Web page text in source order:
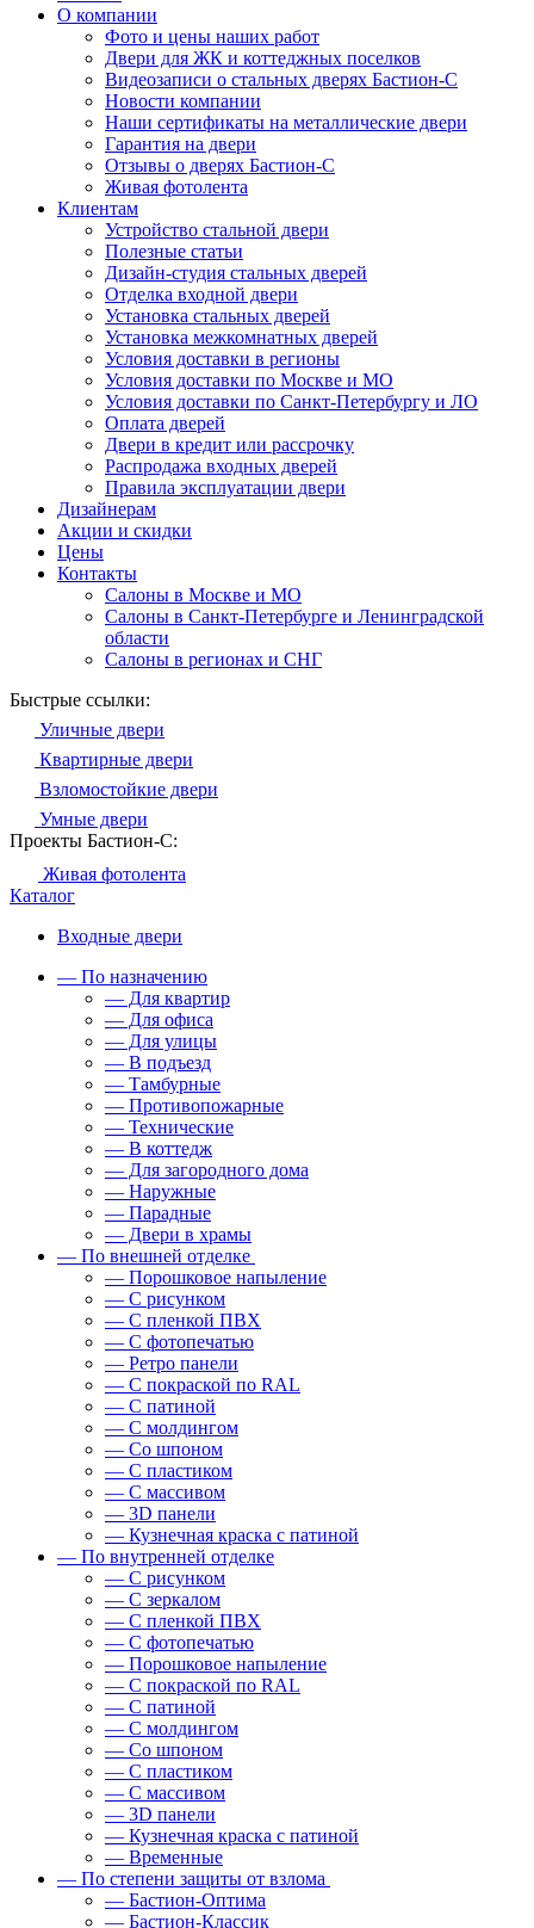
О компании
Фото и цены наших работ
Двери для ЖК и коттеджных поселков
Видеозаписи о стальных дверях Бастион-С
Новости компании
Наши сертификаты на металлические двери
Гарантия на двери
Отзывы о дверях Бастион-С
Живая фотолента
Клиентам
Устройство стальной двери
Полезные статьи
Дизайн-студия стальных дверей
Отделка входной двери
Установка стальных дверей
Установка межкомнатных дверей
Условия доставки в регионы
Условия доставки по Москве и МО
Условия доставки по Санкт-Петербургу и ЛО
Оплата дверей
Двери в кредит или рассрочку
Распродажа входных дверей
Правила эксплуатации двери
Дизайнерам
Акции и скидки
Цены
Контакты
Салоны в Москве и МО
Салоны в Санкт-Петербурге и Ленинградской
области
Салоны в регионах и СНГ
Быстрые ссылки:
Уличные двери
Квартирные двери
Взломостойкие двери
Умные двери
Проекты Бастион-С:
Живая фотолента
Каталог
Входные двери
— По назначению
— Для квартир
— Для офиса
— Для улицы
— В подъезд
— Тамбурные
— Противопожарные
— Технические
— В коттедж
— Для загородного дома
— Наружные
— Парадные
— Двери в храмы
— По внешней отделке
— Порошковое напыление
— С рисунком
— С пленкой ПВХ
— С фотопечатью
— Ретро панели
— С покраской по RAL
— С патиной
— С молдингом
— Со шпоном
— С пластиком
— С массивом
— 3D панели
— Кузнечная краска с патиной
— По внутренней отделке
— С рисунком
— С зеркалом
— С пленкой ПВХ
— С фотопечатью
— Порошковое напыление
— С покраской по RAL
— С патиной
— С молдингом
— Со шпоном
— С пластиком
— С массивом
— 3D панели
— Кузнечная краска с патиной
— Временные
— По степени защиты от взлома
— Бастион-Оптима
— Бастион-Классик